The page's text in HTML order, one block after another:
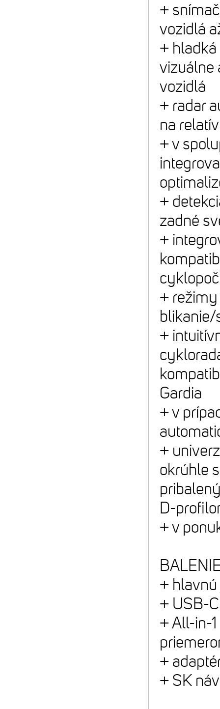
+
vozidlá
+
vizuálne
vozidlá
+ radar
na
+ v
+
zadné
+
+
+
Gardia
+ v
+
okrúhle
D-
+ v
+
+ USB-
+ All-in-
+
+ SK